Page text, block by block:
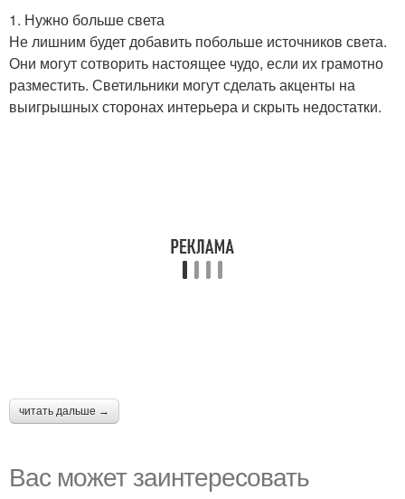
1. Нужно больше света
Не лишним будет добавить побольше источников света.
Они могут сотворить настоящее чудо, если их грамотно
разместить. Светильники могут сделать акценты на
выигрышных сторонах интерьера и скрыть недостатки.
читать дальше →
Вас может заинтересовать